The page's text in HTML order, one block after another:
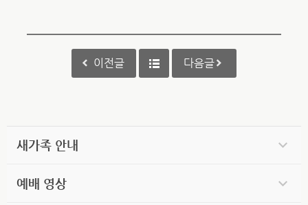
이전글 다음글
새가족 안내
예배 영상